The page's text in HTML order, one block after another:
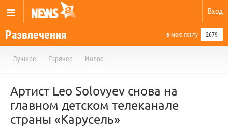
Вход
Развлечения в мою ленту 2679
Лучшее Горячее Новое
Артист Leo Solovyev снова на
главном детском телеканале
страны «Карусель»